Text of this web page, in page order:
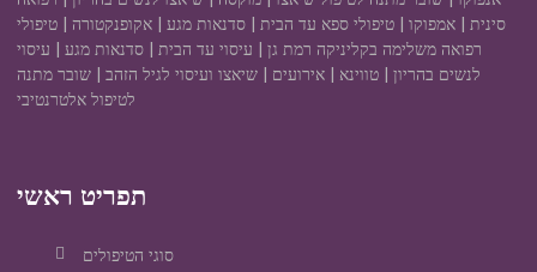
סינית | אמפוקו | טיפולי ספא עד הבית | סדנאות מגע | אקופנקטורה | טיפולי
רפואה משלימה בקליניקה רמת גן | עיסוי עד הבית | סדנאות מגע | עיסוי
לנשים בהריון | טווינא | אירועים | שיאצו ועיסוי לגיל הזהב | שובר מתנה
לטיפול אלטרנטיבי
תפריט ראשי
סוגי הטיפולים